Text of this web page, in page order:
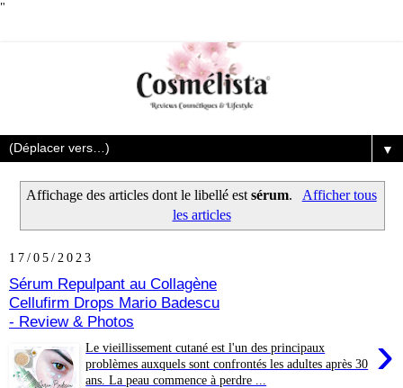
"
▼
Affichage des articles dont le libellé estsérum.
Afficher tous
les articles
17/05/2023
Sérum Repulpant au Collagène
Cellufirm Drops Mario Badescu
- Review & Photos
›
Le vieillissement cutané est l'un des principaux
problèmes auxquels sont confrontés les adultes après 30
ans. La peau commence à perdre ...